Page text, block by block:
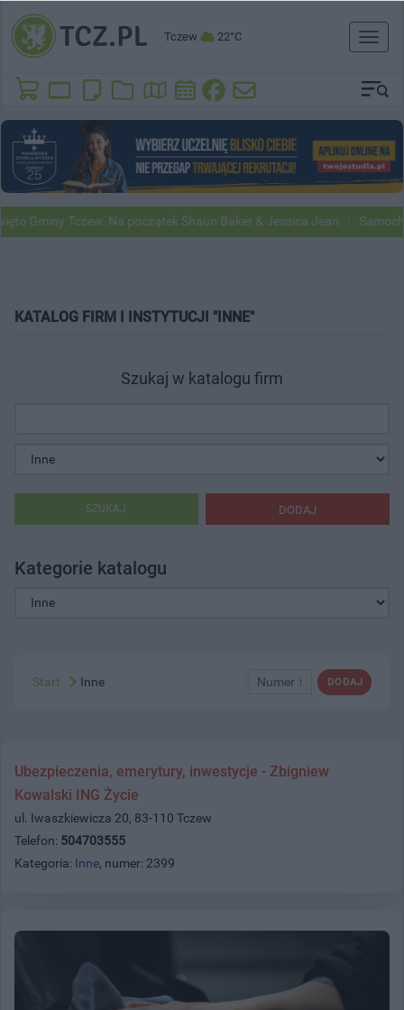
Tczew 22°C
Toggle
Gminy Tczew. Na początek Shaun Baker & Jessica Jean
KATALOG FIRM I INSTYTUCJI "INNE"
Szukaj w katalogu firm
DODAJ
SZUKAJ
Kategorie katalogu
DODAJ
Numer ↑
Start Inne
Ubezpieczenia, emerytury, inwestycje - Zbigniew
Kowalski ING Życie
ul. Iwaszkiewicza 20, 83-110 Tczew
Telefon: 504703555
Kategoria: Inne, numer: 2399